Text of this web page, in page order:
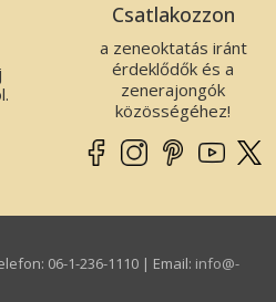
Csatlakozzon
a zeneoktatás iránt
érdeklődők és a
zenerajongók
közösségéhez!
06-1-236-1110 | Email: info­@­